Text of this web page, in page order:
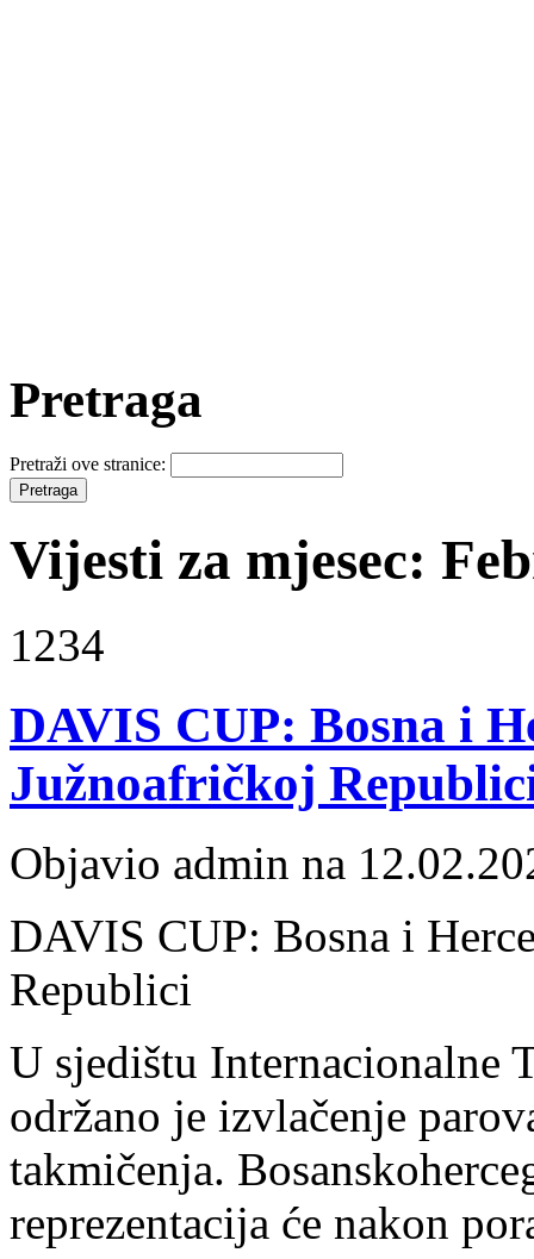
Pretraga
Pretraži ove stranice:
Vijesti za mjesec:
1234
DAVIS CUP: Bosna i
Južnoafričkoj
Objavio admin na
DAVIS CUP: Bosna i
Republici
U sjedištu Internacionalne
održano je izvlačenje
takmičenja.
reprezentacija će nakon